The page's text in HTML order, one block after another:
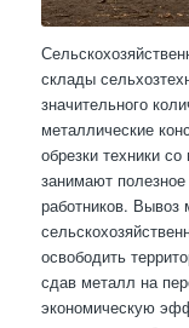
склады
значительного
металлические
обрезки техники
занимают
работников. Вывоз
освободить
сдав металл на
экономическую